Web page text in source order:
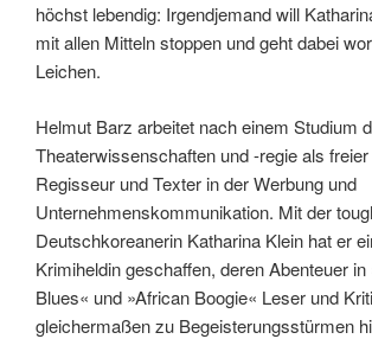
höchst lebendig: Irgendjemand will
mit allen Mitteln stoppen und geht dabei
Leichen.
Helmut Barz arbeitet nach einem Studium
Theaterwissenschaften und -regie als freier
Regisseur und Texter in der Werbung und
Unternehmenskommunikation. Mit der
Deutschkoreanerin Katharina Klein hat er
Krimiheldin geschaffen, deren Abenteuer in
Blues« und »African Boogie« Leser und
gleichermaßen zu Begeisterungsstürmen